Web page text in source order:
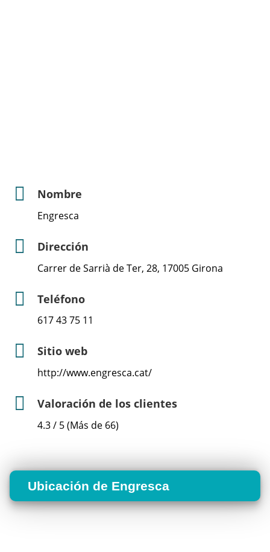
Nombre
Engresca
Dirección
Carrer de Sarrià de Ter, 28, 17005 Girona
Teléfono
617 43 75 11
Sitio web
http://www.engresca.cat/
Valoración de los clientes
4.3 / 5 (Más de 66)
Ubicación de Engresca